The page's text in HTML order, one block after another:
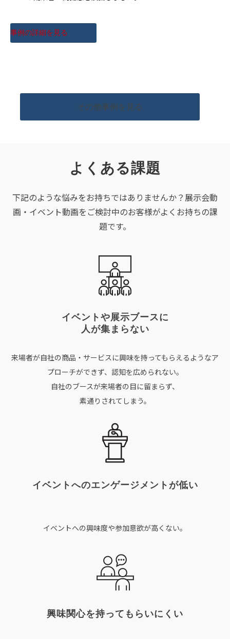
事例の詳細を見る
その他事例を見る
よくある課題
下記のような悩みをお持ちではありませんか？展示会動
画・イベント動画をご検討中のお客様がよくお持ちの課
題です。
イベントや展示ブースに
人が集まらない
来場者が自社の商品・サービスに興味を持ってもらえるようなア
プローチができず、認知を広められない。
自社のブースが来場者の目に留まらず、
素通りされてしまう。
イベントへのエンゲージメントが低い
イベントへの興味度や参加意欲が高くない。
興味関心を持ってもらいにくい